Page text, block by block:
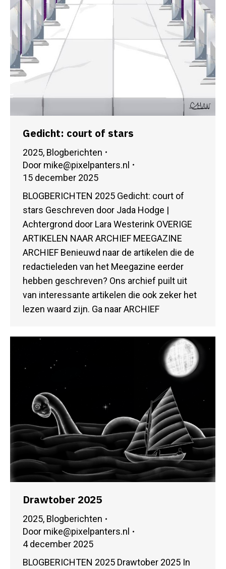
Gedicht: court of stars
2025, Blogberichten
Door mike@pixelpanters.nl
15 december 2025
BLOGBERICHTEN 2025 Gedicht: court of
stars Geschreven door Jada Hodge |
Achtergrond door Lara Westerink OVERIGE
ARTIKELEN NAAR ARCHIEF MEEGAZINE
ARCHIEF Benieuwd naar de artikelen die de
redactieleden van het Meegazine eerder
hebben geschreven? Ons archief puilt uit
van interessante artikelen die ook zeker het
lezen waard zijn. Ga naar ARCHIEF
Drawtober 2025
2025, Blogberichten
Door mike@pixelpanters.nl
4 december 2025
BLOGBERICHTEN 2025 Drawtober 2025 In